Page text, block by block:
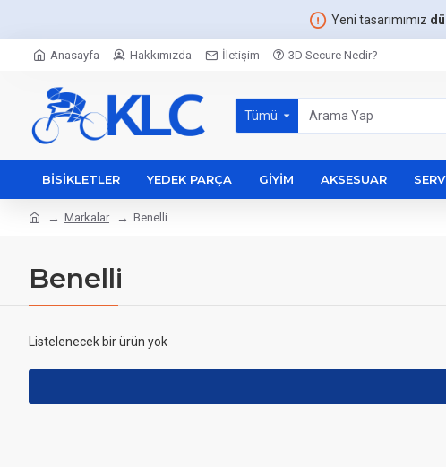
Yeni tasarımımız
Anasayfa Hakkımızda İletişim 3D Secure Nedir?
Tümü
BISIKLETLER YEDEK PARÇA GIYIM AKSESUAR
Markalar Benelli
Benelli
Listelenecek bir ürün yok